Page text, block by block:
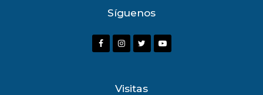
Síguenos
F
I
Y
Visitas